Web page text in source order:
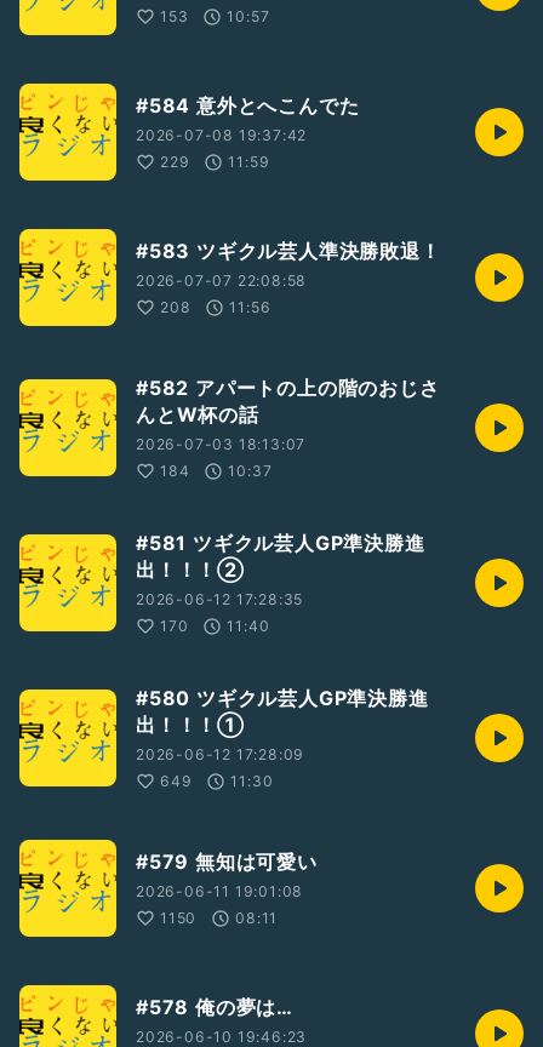
153
10:57
#584 意外とへこんでた
2026-07-08 19:37:42
229
11:59
#583 ツギクル芸人準決勝敗退！
2026-07-07 22:08:58
208
11:56
#582 アパートの上の階のおじさ
んとW杯の話
2026-07-03 18:13:07
184
10:37
#581 ツギクル芸人GP準決勝進
出！！！②
2026-06-12 17:28:35
170
11:40
#580 ツギクル芸人GP準決勝進
出！！！①
2026-06-12 17:28:09
649
11:30
#579 無知は可愛い
2026-06-11 19:01:08
1150
08:11
#578 俺の夢は…
2026-06-10 19:46:23